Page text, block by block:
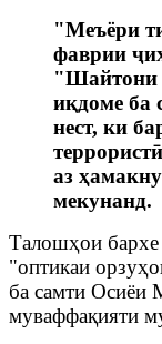
"Меъёри
фаврии
"Шайтони
иқдоме ба
нест, ки
аз
мекунанд.
Талошҳои бархе
"оптикаи
ба самти Осиёи
муваффақияти